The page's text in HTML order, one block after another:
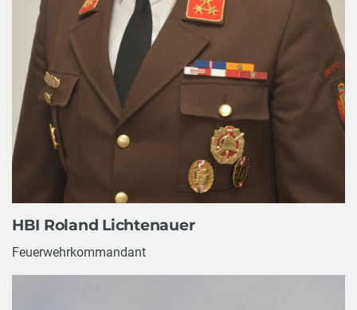
HBI Roland Lichtenauer
Feuerwehrkommandant